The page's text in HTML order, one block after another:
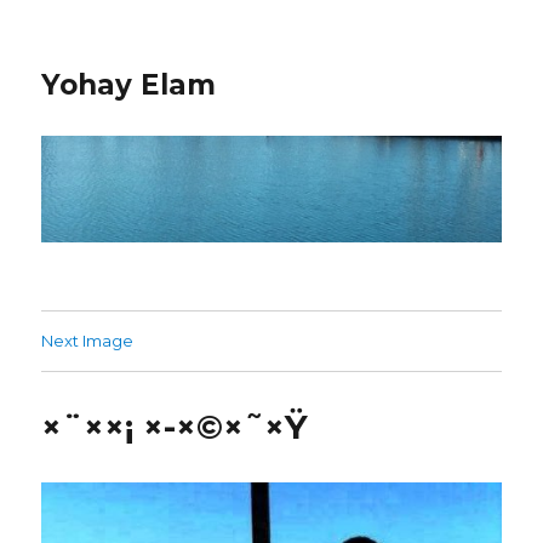
Yohay Elam
Next Image
×¨××¡ ×-×©×˜×Ÿ